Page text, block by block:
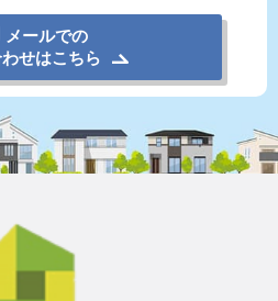
メールでの
せはこちら